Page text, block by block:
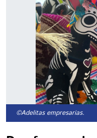
©Adelitas empresarias.